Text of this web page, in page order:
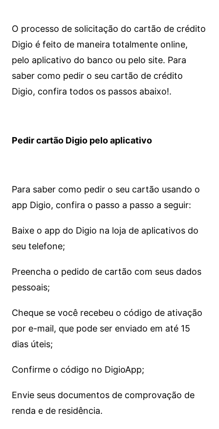
O processo de solicitação do cartão de crédito
Digio é feito de maneira totalmente online,
pelo aplicativo do banco ou pelo site. Para
saber como pedir o seu cartão de crédito
Digio, confira todos os passos abaixo!.
Pedir cartão Digio pelo aplicativo
Para saber como pedir o seu cartão usando o
app Digio, confira o passo a passo a seguir:
Baixe o app do Digio na loja de aplicativos do
seu telefone;
Preencha o pedido de cartão com seus dados
pessoais;
Cheque se você recebeu o código de ativação
por e-mail, que pode ser enviado em até 15
dias úteis;
Confirme o código no DigioApp;
Envie seus documentos de comprovação de
renda e de residência.